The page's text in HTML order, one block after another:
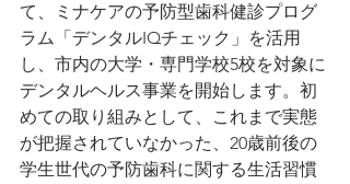
て、ミナケアの予防型歯科健診プログ
ラム「デンタルIQチェック」を活用
し、市内の大学・専門学校5校を対象に
デンタルヘルス事業を開始します。初
めての取り組みとして、これまで実態
が把握されていなかった、20歳前後の
学生世代の予防歯科に関する生活習慣